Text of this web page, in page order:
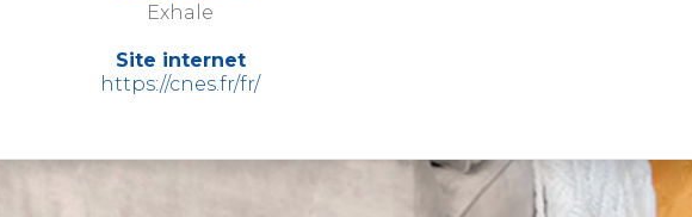
Exhale
Site internet
https://cnes.fr/fr/